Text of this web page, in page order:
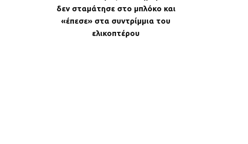
δεν σταμάτησε στο μπλόκο και
«έπεσε» στα συντρίμμια του
ελικοπτέρου